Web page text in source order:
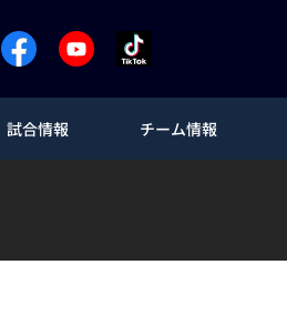
試合情報 チーム情報